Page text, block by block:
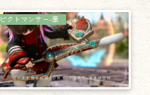
ピクトマンサー-筆